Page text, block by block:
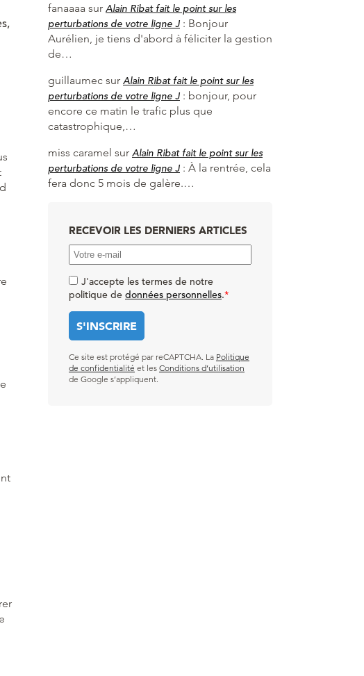
fanaaaa sur Alain Ribat fait le point sur les
perturbations de votre ligne J : Bonjour
Aurélien, je tiens d'abord à féliciter la gestion
de…
guillaumec sur Alain Ribat fait le point sur les
perturbations de votre ligne J : bonjour, pour
encore ce matin le trafic plus que
catastrophique,…
miss caramel sur Alain Ribat fait le point sur les
perturbations de votre ligne J : À la rentrée, cela
fera donc 5 mois de galère.…
RECEVOIR LES DERNIERS ARTICLES
J'accepte les termes de notre
politique de données personnelles.*
Ce site est protégé par reCAPTCHA. La Politique
de confidentialité et les Conditions d’utilisation
de Google s’appliquent.